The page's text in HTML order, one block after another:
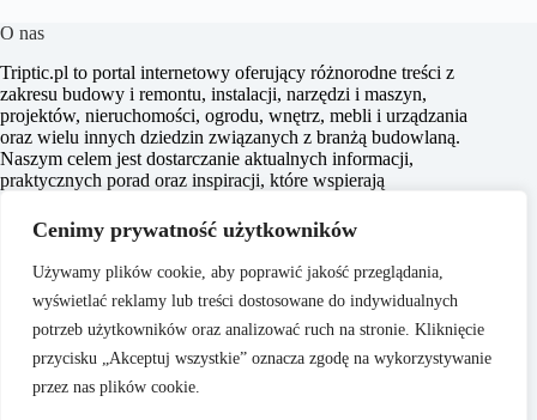
Cenimy prywatność użytkowników
Używamy plików cookie, aby poprawić jakość przeglądania,
wyświetlać reklamy lub treści dostosowane do indywidualnych
potrzeb użytkowników oraz analizować ruch na stronie. Kliknięcie
przycisku „Akceptuj wszystkie” oznacza zgodę na wykorzystywanie
przez nas plików cookie.
O nas
​Triptic.pl to portal internetowy oferujący różnorodne treści z
zakresu budowy i remontu, instalacji, narzędzi i maszyn,
projektów, nieruchomości, ogrodu, wnętrz, mebli i urządzania
oraz wielu innych dziedzin związanych z branżą budowlaną.
Naszym celem jest dostarczanie aktualnych informacji,
praktycznych porad oraz inspiracji, które wspierają
aranżacyjnych, a także w podejmowaniu świadomych decyzji
dotyczących nieruchomości i przestrzeni życiowej.